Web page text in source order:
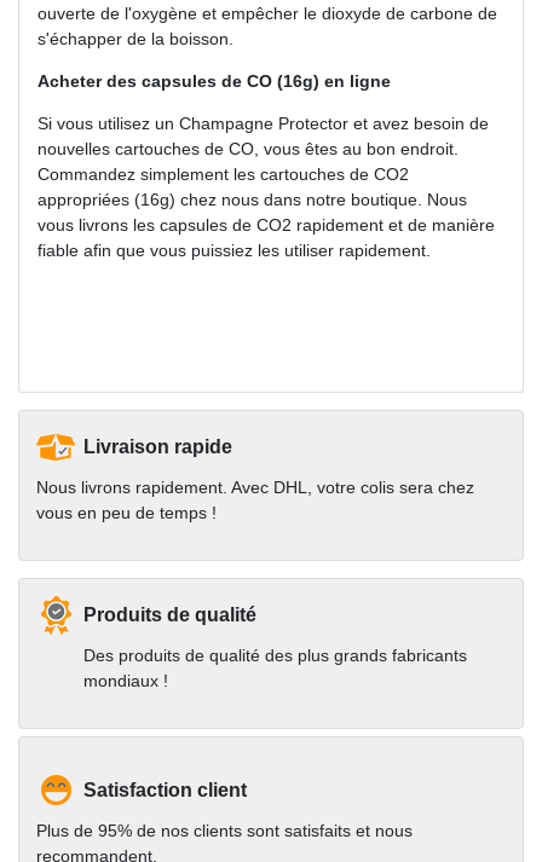
ouverte de l'oxygène et empêcher le dioxyde de carbone de
s'échapper de la boisson.
Acheter des capsules de CO (16g) en ligne
Si vous utilisez un Champagne Protector et avez besoin de
nouvelles cartouches de CO, vous êtes au bon endroit.
Commandez simplement les cartouches de CO2
appropriées (16g) chez nous dans notre boutique. Nous
vous livrons les capsules de CO2 rapidement et de manière
fiable afin que vous puissiez les utiliser rapidement.
Livraison rapide
Nous livrons rapidement. Avec DHL, votre colis sera chez
vous en peu de temps !
Produits de qualité
Des produits de qualité des plus grands fabricants
mondiaux !
Satisfaction client
Plus de 95% de nos clients sont satisfaits et nous
recommandent.